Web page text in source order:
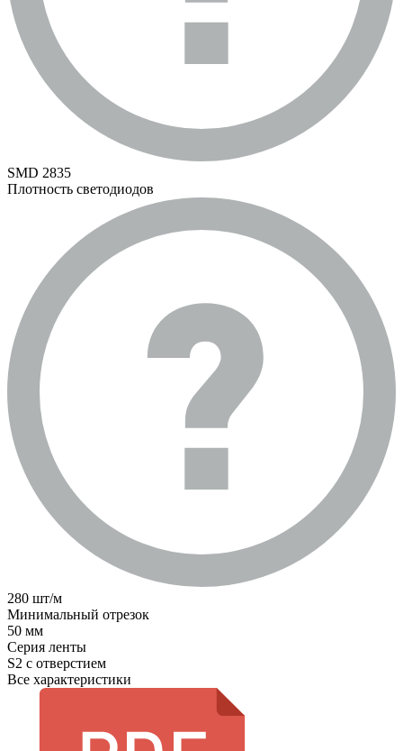
SMD 2835
Плотность светодиодов
280 шт/м
Минимальный отрезок
50 мм
Серия ленты
S2 с отверстием
Все характеристики